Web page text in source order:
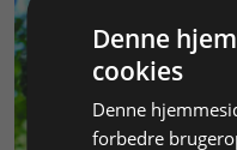
Denne
cookies
Denne
forbedre